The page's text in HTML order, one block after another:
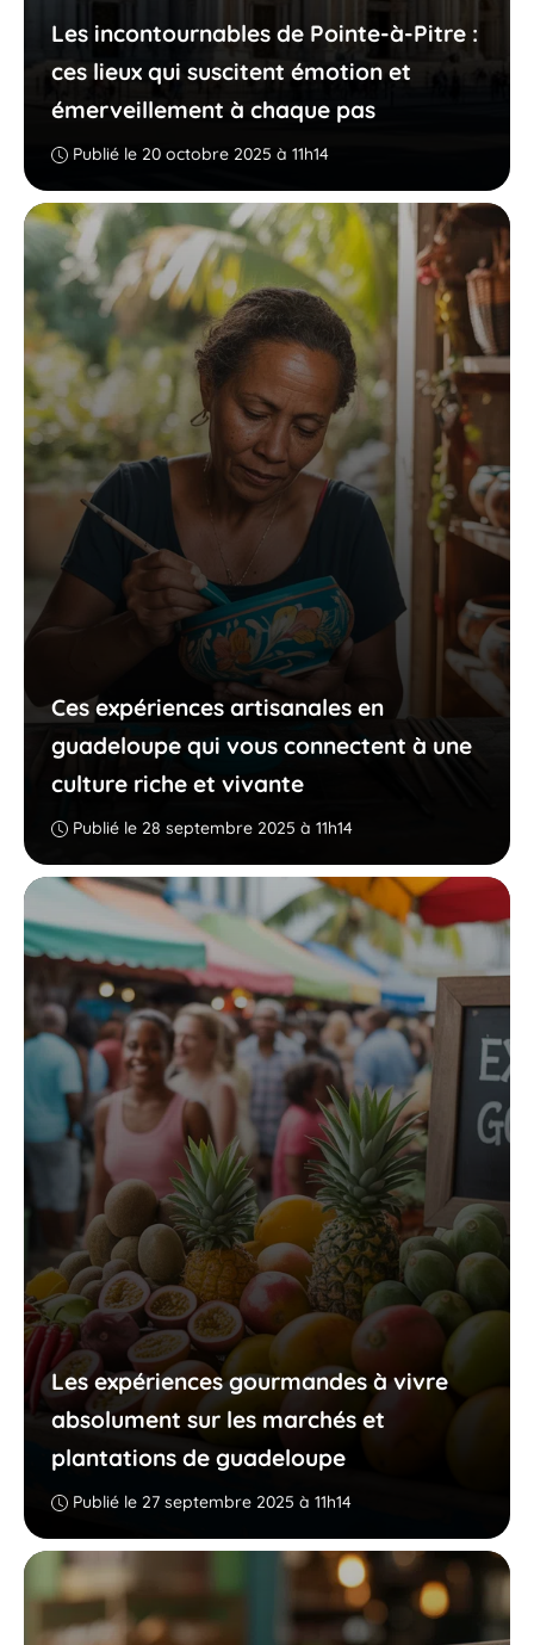
Les incontournables de Pointe-à-Pitre :
ces lieux qui suscitent émotion et
émerveillement à chaque pas
Publié le 20 octobre 2025 à 11h14
Ces expériences artisanales en
guadeloupe qui vous connectent à une
culture riche et vivante
Publié le 28 septembre 2025 à 11h14
Les expériences gourmandes à vivre
absolument sur les marchés et
plantations de guadeloupe
Publié le 27 septembre 2025 à 11h14